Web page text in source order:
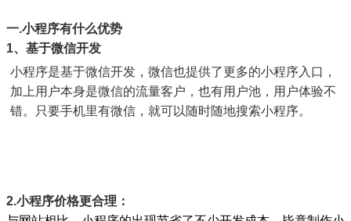
一.小程序有什么优势
1、 基于微信开发
小程序是基于微信开发，微信也提供了更多的小程序入口，
加上用户本身是微信的流量客户，也有用户池，用户体验不
错。只要手机里有微信，就可以随时随地搜索小程序。
2.小程序价格更合理：